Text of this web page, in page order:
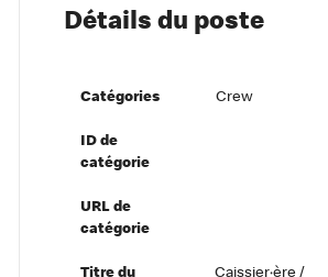
Notre vision à l’égard de nos employés
Nos principes directeurs
Diversité, équité et inclusion
Santé et sécurité au travail
Accommodements
Détails du poste
Catégories Crew
ID de
catégorie
URL de
catégorie
Titre du
Caissier·ère /